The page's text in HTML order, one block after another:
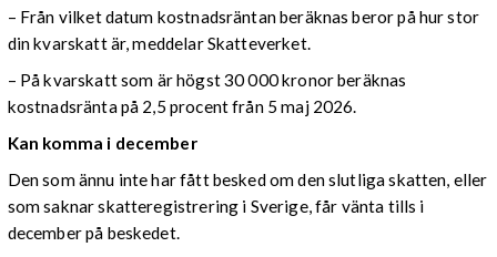
– Från vilket datum kostnadsräntan beräknas beror på hur stor
din kvarskatt är, meddelar Skatteverket.
– På kvarskatt som är högst 30 000 kronor beräknas
kostnadsränta på 2,5 procent från 5 maj 2026.
Kan komma i december
Den som ännu inte har fått besked om den slutliga skatten, eller
som saknar skatteregistrering i Sverige, får vänta tills i
december på beskedet.